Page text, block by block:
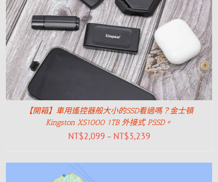
【開箱】車用遙控器般大小的SSD看過嗎？金士頓
Kingston XS1000 1TB 外接式 PSSD。
NT$2,099 – NT$3,239